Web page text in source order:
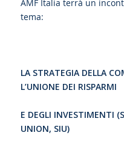
AMF Italia terrà un
tema:
LA STRATEGIA DELLA
L’UNIONE DEI RISPARMI
E DEGLI INVESTIMENTI
UNION, SIU)